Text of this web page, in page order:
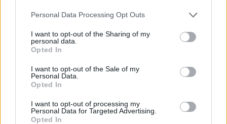
Please note that this website/app uses one or more Google
not limited to your visit or usage behaviour. You may click to
grant or deny consent to Google and its third-party tags to
use your data for below specified purposes in below Google
consent section.
Personal Data Processing Opt Outs
I want to opt-out of the Sharing of my
personal data.
Opted In
I want to opt-out of the Sale of my
Personal Data.
Opted In
I want to opt-out of processing my
Personal Data for Targeted Advertising.
Opted In
Követem
FÓKUSZ #
TÖMEGKÖZLEKEDÉS #LOLA #TISZTELET
ILLEM